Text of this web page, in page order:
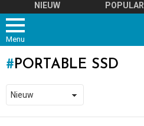
NIEUW POPULAR
Menu
PORTABLE SSD